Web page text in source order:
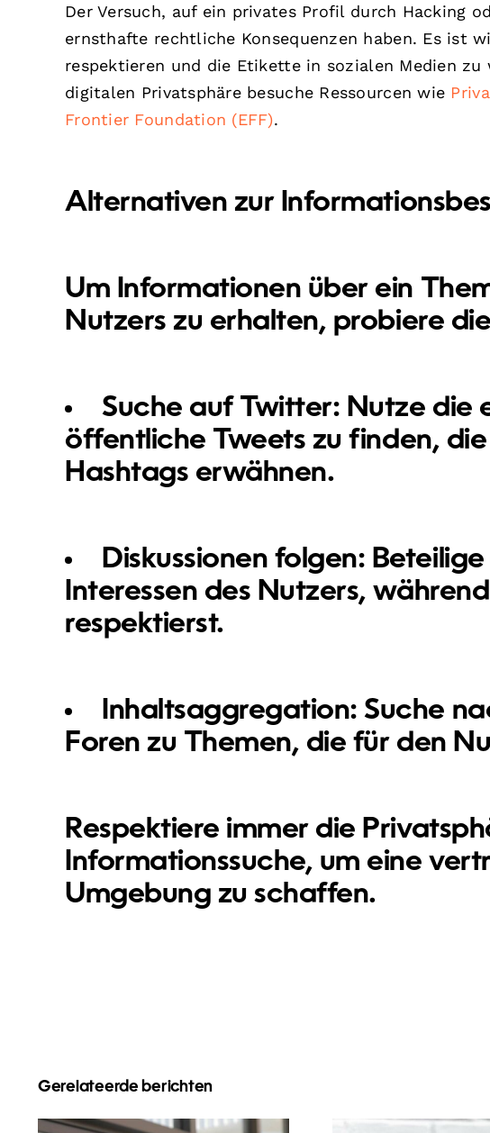
Der Versuch, auf ein privates Profil durch Hacking
ernsthafte rechtliche Konsequenzen haben. Es ist
respektieren und die Etikette in sozialen Medien
digitalen Privatsphäre besuche Ressourcen wie
Frontier Foundation (EFF).
Alternativen zur
Um Informationen über ein
Nutzers zu erhalten, probiere
Suche auf Twitter: Nutze die
öffentliche Tweets zu finden,
Hashtags erwähnen.
Diskussionen folgen:
Interessen des Nutzers,
respektierst.
Inhaltsaggregation: Suche
Foren zu Themen, die für den
Respektiere immer die
Informationssuche, um eine
Umgebung zu schaffen.
Gerelateerde berichten